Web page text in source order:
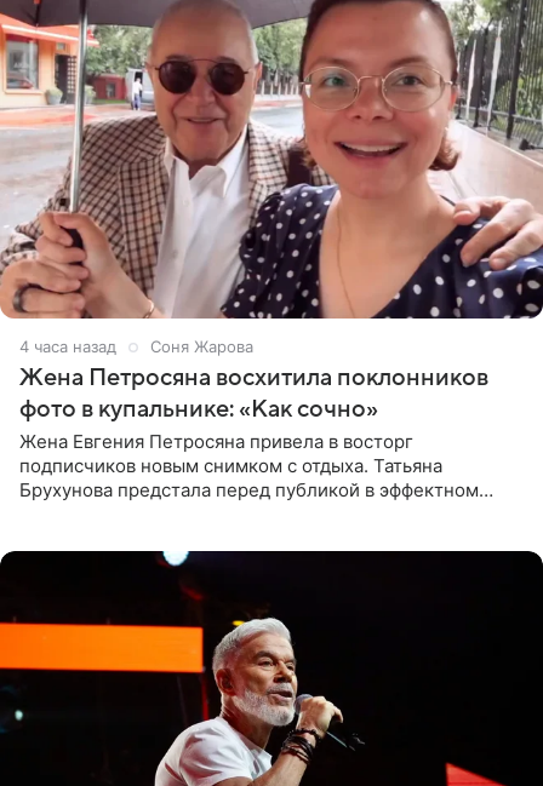
4 часа назад Соня Жарова
Жена Петросяна восхитила поклонников
фото в купальнике: «Как сочно»
Жена Евгения Петросяна привела в восторг
подписчиков новым снимком с отдыха. Татьяна
Брухунова предстала перед публикой в эффектном